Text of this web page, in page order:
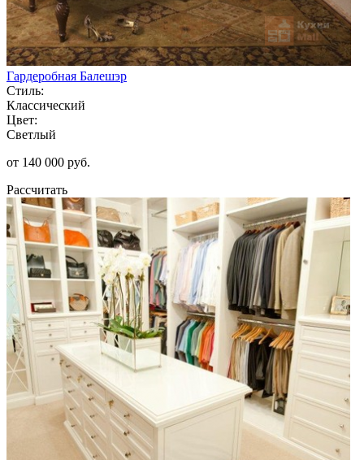
Гардеробная Балешэр
Стиль:
Классический
Цвет:
Светлый
от 140 000 руб.
Рассчитать